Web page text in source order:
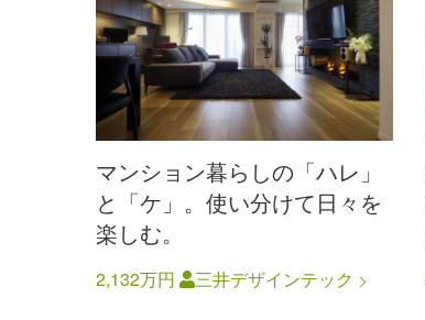
マンション暮らしの「ハレ」
と「ケ」。使い分けて日々を
楽しむ。
2,132万円 三井デザインテック